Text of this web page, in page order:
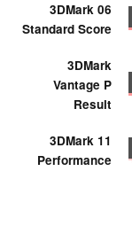
3DMark 06
Standard Score
3DMark
Vantage P
Result
3DMark 11
Performance